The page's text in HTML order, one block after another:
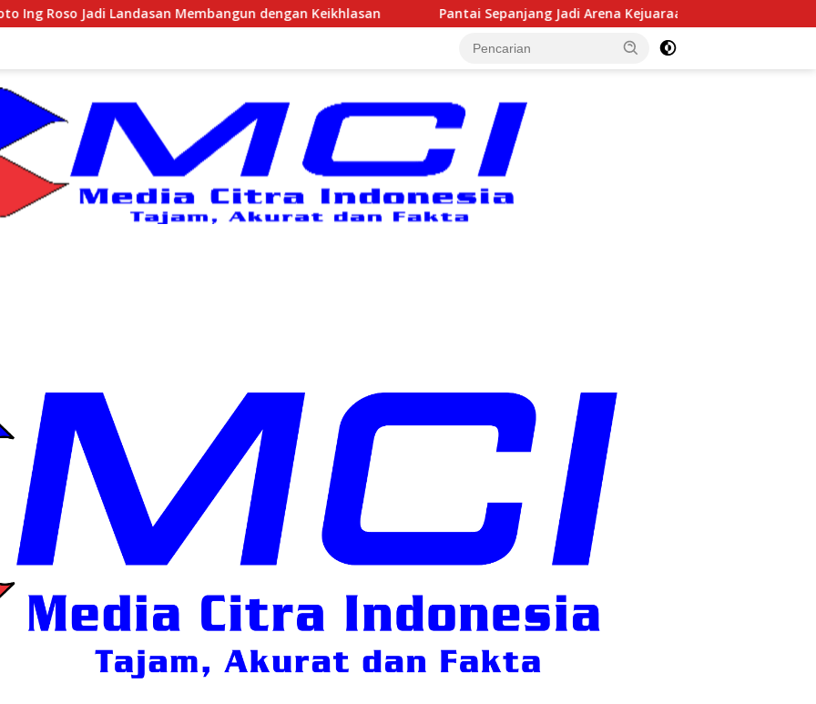
dengan Keikhlasan Pantai Sepanjang Jadi Arena Kejuaraan Sepatu Roda Bupati Gunungkidul Cup III 2026,